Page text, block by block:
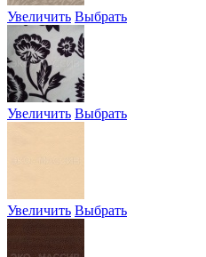
Увеличить Выбрать
Увеличить Выбрать
Увеличить Выбрать